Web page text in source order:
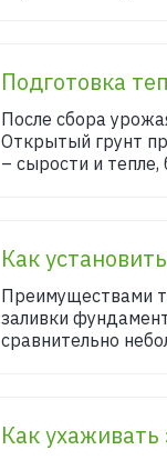
Подготовка
После сбора
Открытый грунт
– сырости и тепле,
Как
Преимуществами
заливки
сравнительно
Как